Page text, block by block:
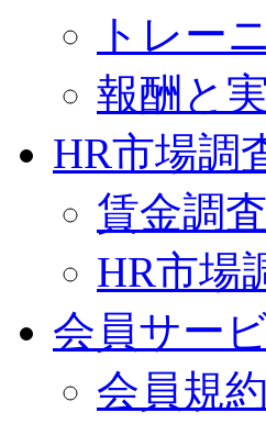
トレー
報酬と
HR市場調
賃金調
HR市場
会員サー
会員規約